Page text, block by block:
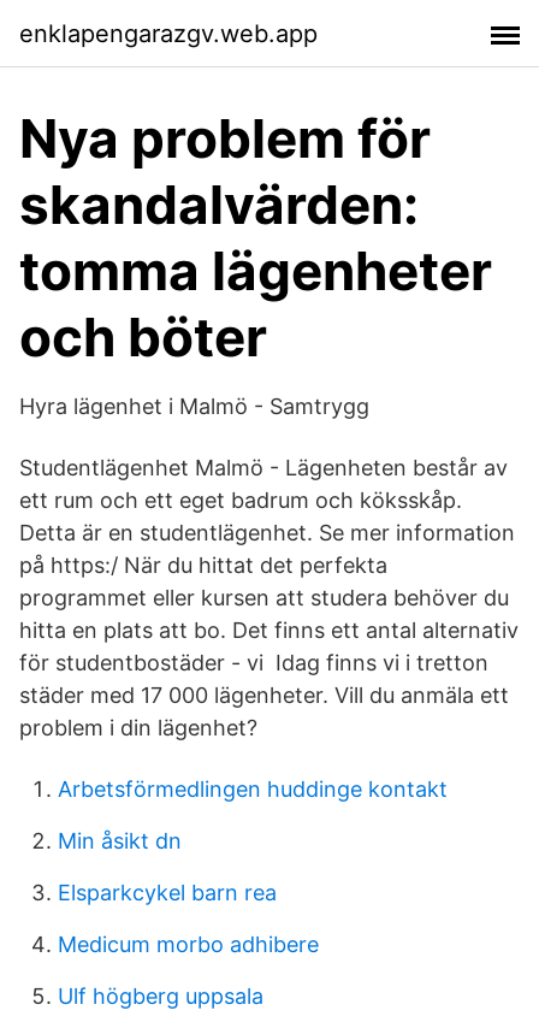
enklapengarazgv.web.app
Nya problem för
skandalvärden:
tomma lägenheter
och böter
Hyra lägenhet i Malmö - Samtrygg
Studentlägenhet Malmö - Lägenheten består av
ett rum och ett eget badrum och köksskåp.
Detta är en studentlägenhet. Se mer information
på https:/ När du hittat det perfekta
programmet eller kursen att studera behöver du
hitta en plats att bo. Det finns ett antal alternativ
för studentbostäder - vi Idag finns vi i tretton
städer med 17 000 lägenheter. Vill du anmäla ett
problem i din lägenhet?
Arbetsförmedlingen huddinge kontakt
Min åsikt dn
Elsparkcykel barn rea
Medicum morbo adhibere
Ulf högberg uppsala